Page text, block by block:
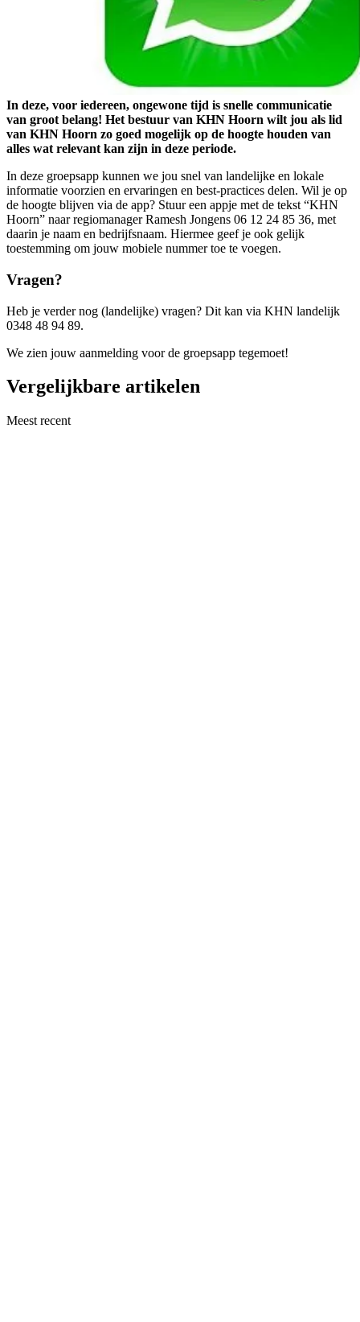
In deze, voor iedereen, ongewone tijd is snelle communicatie
van groot belang! Het bestuur van KHN Hoorn wilt jou als lid
van KHN Hoorn zo goed mogelijk op de hoogte houden van
alles wat relevant kan zijn in deze periode.
In deze groepsapp kunnen we jou snel van landelijke en lokale
informatie voorzien en ervaringen en best-practices delen. Wil je op
de hoogte blijven via de app? Stuur een appje met de tekst “KHN
Hoorn” naar regiomanager Ramesh Jongens 06 12 24 85 36, met
daarin je naam en bedrijfsnaam. Hiermee geef je ook gelijk
toestemming om jouw mobiele nummer toe te voegen.
Vragen?
Heb je verder nog (landelijke) vragen? Dit kan via KHN landelijk
0348 48 94 89.
We zien jouw aanmelding voor de groepsapp tegemoet!
Vergelijkbare artikelen
Meest recent